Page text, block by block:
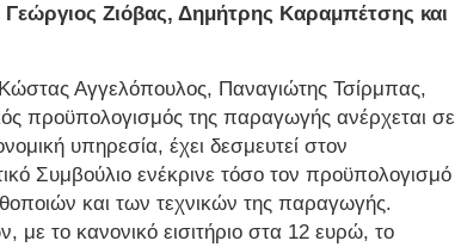
Γεώργιος Ζιόβας, Δημήτρης Καραμπέτσης και
Αγγελόπουλος, Παναγιώτης Τσίρμπας,
προϋπολογισμός της παραγωγής ανέρχεται σε
υπηρεσία, έχει δεσμευτεί στον
Συμβούλιο ενέκρινε τόσο τον προϋπολογισμό
και των τεχνικών της παραγωγής.
με το κανονικό εισιτήριο στα 12 ευρώ, το